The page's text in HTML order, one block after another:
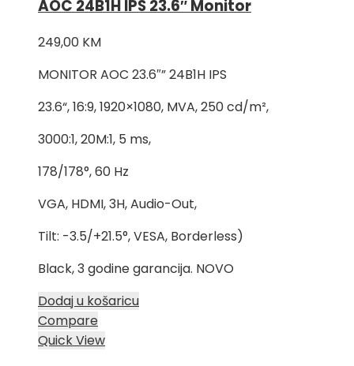
AOC 24B1H IPS 23.6″ Monitor
249,00 KM
MONITOR AOC 23.6″” 24B1H IPS
23.6“, 16:9, 1920×1080, MVA, 250 cd/m²,
3000:1, 20M:1, 5 ms,
178/178°, 60 Hz
VGA, HDMI, 3H, Audio-Out,
Tilt: -3.5/+21.5°, VESA, Borderless)
Black, 3 godine garancija. NOVO
Dodaj u košaricu
Compare
Quick View